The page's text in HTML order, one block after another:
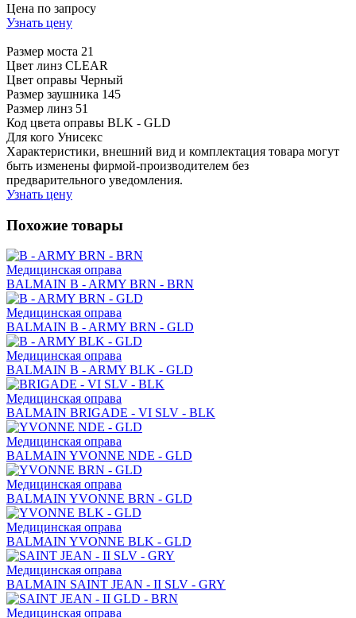
Цена по запросу
Узнать цену
Размер моста 21
Цвет линз CLEAR
Цвет оправы Черный
Размер заушника 145
Размер линз 51
Код цвета оправы BLK - GLD
Для кого Унисекс
Характеристики, внешний вид и комплектация товара могут
быть изменены фирмой-производителем без
предварительного уведомления.
Узнать цену
Похожие товары
Медицинская оправа
BALMAIN B - ARMY BRN - BRN
Медицинская оправа
BALMAIN B - ARMY BRN - GLD
Медицинская оправа
BALMAIN B - ARMY BLK - GLD
Медицинская оправа
BALMAIN BRIGADE - VI SLV - BLK
Медицинская оправа
BALMAIN YVONNE NDE - GLD
Медицинская оправа
BALMAIN YVONNE BRN - GLD
Медицинская оправа
BALMAIN YVONNE BLK - GLD
Медицинская оправа
BALMAIN SAINT JEAN - II SLV - GRY
Медицинская оправа